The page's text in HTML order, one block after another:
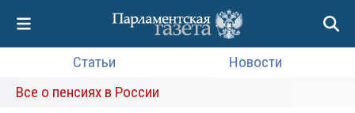
Статьи
Новости
Все о пенсиях в России